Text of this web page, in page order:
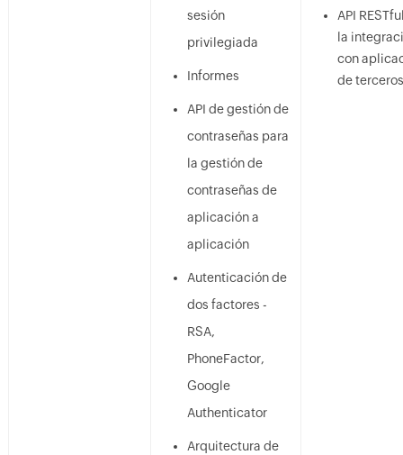
sesión
privilegiada
Informes
API de gestión de
contraseñas para
la gestión de
contraseñas de
aplicación a
aplicación
Autenticación de
dos factores -
RSA,
PhoneFactor,
Google
Authenticator
Arquitectura de
API
la
con
de terceros